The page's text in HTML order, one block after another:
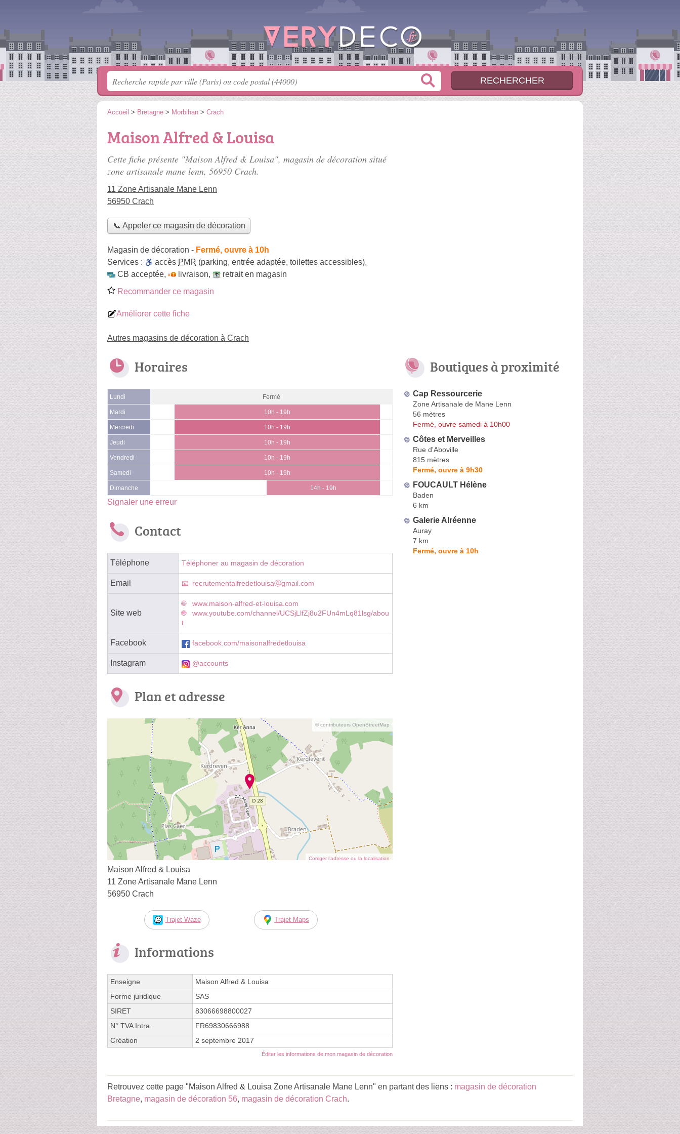
Accueil > Bretagne > Morbihan > Crach
Maison Alfred & Louisa
Cette fiche présente "Maison Alfred & Louisa", magasin de décoration situé
zone artisanale mane lenn, 56950 Crach.
11 Zone Artisanale Mane Lenn
56950 Crach
📞 Appeler ce magasin de décoration
Magasin de décoration - Fermé, ouvre à 10h
Services :
accès PMR (parking, entrée adaptée, toilettes accessibles),
CB acceptée, livraison,
retrait en magasin
Recommander ce magasin
Améliorer cette fiche
Autres magasins de décoration à Crach
Horaires
Lundi Fermé
Mardi 10h - 19h
Mercredi 10h - 19h
Jeudi 10h - 19h
Vendredi 10h - 19h
Samedi 10h - 19h
Dimanche 14h - 19h
Signaler une erreur
Contact
Téléphone Téléphoner au magasin de décoration
Email recrutementalfredetlouisaⓐgmail.com
Site web
www.maison-alfred-et-louisa.com
www.youtube.com/channel/UCSjLlfZj8u2FUn4mLq81lsg/abou
t
Facebook facebook.com/maisonalfredetlouisa
Instagram @accounts
Plan et adresse
© contributeurs OpenStreetMap
Corriger l’adresse ou la localisation
Maison Alfred & Louisa
11 Zone Artisanale Mane Lenn
56950 Crach
Trajet Waze Trajet Maps
Informations
Enseigne
Maison Alfred & Louisa
Forme juridique
SAS
SIRET
83066698800027
N° TVA Intra.
FR69830666988
Création
2 septembre 2017
Éditer les informations de mon magasin de décoration
Boutiques à proximité
Cap Ressourcerie
Zone Artisanale de Mane Lenn
56 mètres
Fermé, ouvre samedi à 10h00
Côtes et Merveilles
Rue d'Aboville
815 mètres
Fermé, ouvre à 9h30
FOUCAULT Hélène
Baden
6 km
Galerie Alréenne
Auray
7 km
Fermé, ouvre à 10h
Retrouvez cette page "Maison Alfred & Louisa Zone Artisanale Mane Lenn" en partant des liens : magasin de décoration
Bretagne, magasin de décoration 56, magasin de décoration Crach.